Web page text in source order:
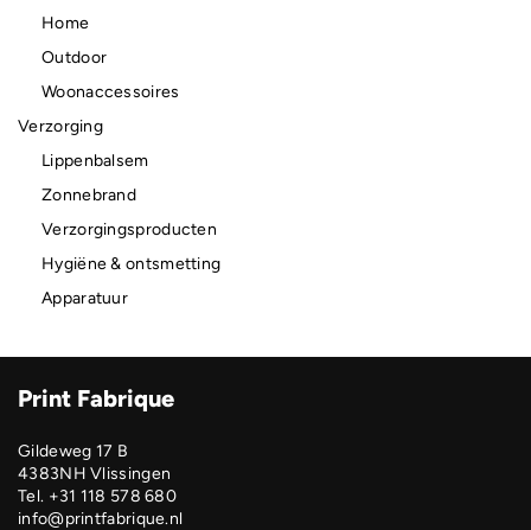
Home
Outdoor
Woonaccessoires
Verzorging
Lippenbalsem
Zonnebrand
Verzorgingsproducten
Hygiëne & ontsmetting
Apparatuur
Print Fabrique
Gildeweg 17 B
4383NH Vlissingen
Tel. +31 118 578 680
info@printfabrique.nl